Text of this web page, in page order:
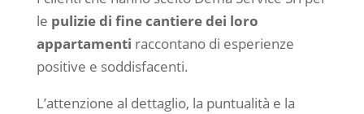
le pulizie di fine cantiere dei loro
appartamenti raccontano di esperienze
positive e soddisfacenti.
L’attenzione al dettaglio, la puntualità e la